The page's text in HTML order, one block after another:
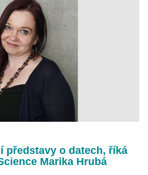
představy o datech, říká
Marika Hrubá